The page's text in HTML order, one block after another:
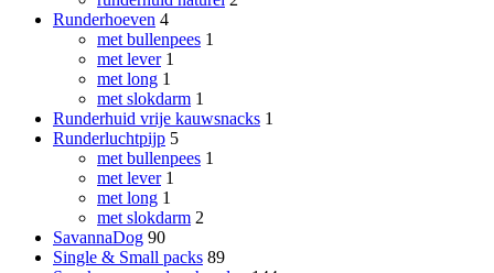
Runderhoeven 4
met bullenpees 1
met lever 1
met long 1
met slokdarm 1
Runderhuid vrije kauwsnacks 1
Runderluchtpijp 5
met bullenpees 1
met lever 1
met long 1
met slokdarm 2
SavannaDog 90
Single & Small packs 89